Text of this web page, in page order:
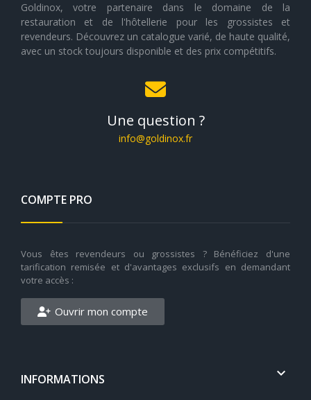
Goldinox, votre partenaire dans le domaine de la
restauration et de l'hôtellerie pour les grossistes et
revendeurs. Découvrez un catalogue varié, de haute qualité,
avec un stock toujours disponible et des prix compétitifs.
Une question ?
info@goldinox.fr
COMPTE PRO
Vous êtes revendeurs ou grossistes ? Bénéficiez d'une
tarification remisée et d'avantages exclusifs en demandant
votre accès :
Ouvrir mon compte
INFORMATIONS 